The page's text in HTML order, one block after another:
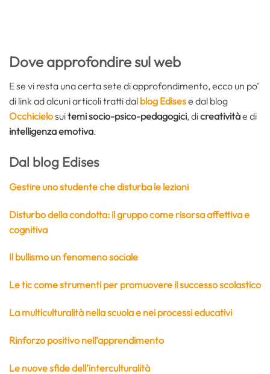
Dove approfondire sul web
E se vi resta una certa sete di approfondimento, ecco un po’
di link ad alcuni articoli tratti dal blog Edisese dal blog
Occhicielosuitemi socio-psico-pedagogici, dicreativitàe di
intelligenza emotiva.
Dal blog Edises
Gestire uno studente che disturba le lezioni
Disturbo della condotta: il gruppo come risorsa affettiva e
cognitiva
Il bullismo un fenomeno sociale
Le tic come strumenti per promuovere il successo scolastico
La multiculturalità nella scuola e nei processi educativi
Rinforzo positivo nell’apprendimento
Le nuove sfide dell’interculturalità